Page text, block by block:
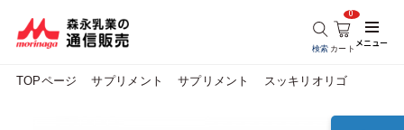
検索 カート
0
メニュー
TOPページ サプリメント サプリメント スッキリオリゴ